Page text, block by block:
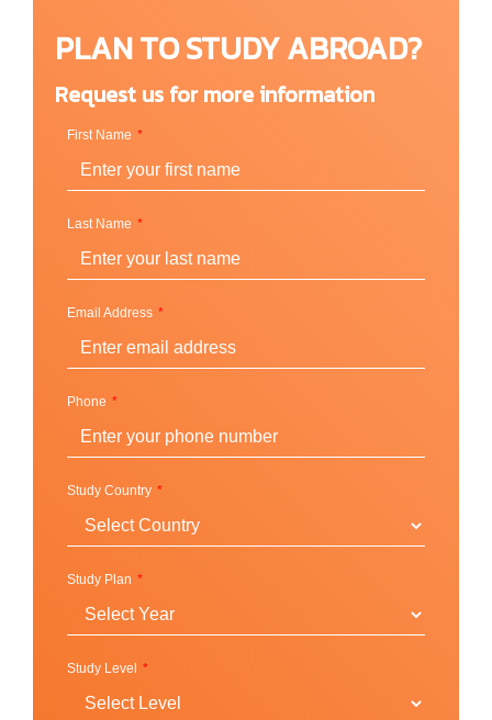
ฝรั่งเศส
อิตาเลี่ยน
รัสเซีย
หลักสูตร Young Learners
เตรียมสอบอื่นๆ
PLAN TO STUDY ABROAD?
Request us for more information
First Name
Last Name
Email Address
Phone
Study Country
Study Plan
Study Level